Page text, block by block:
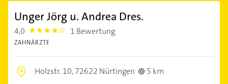
Unger Jörg u. Andrea Dres.
4,0 4.0 1 Bewertung
ZAHNÄRZTE
Holzstr. 10,72622 Nürtingen
5 km